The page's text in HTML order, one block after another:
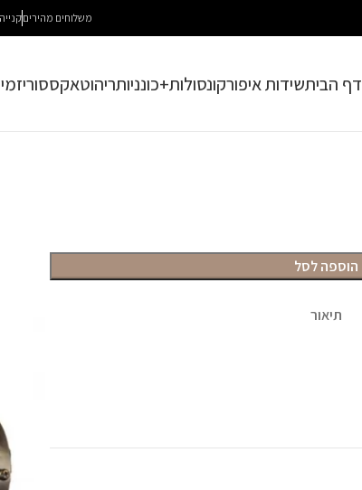
משלוחים מהירים
דף הביתשידות איפורקונסולות+כונניותריהוטאקססוריז
הוספה לסל
תיאור